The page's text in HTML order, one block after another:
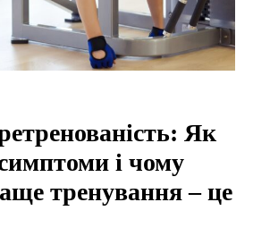
Як
і чому
тренування – це